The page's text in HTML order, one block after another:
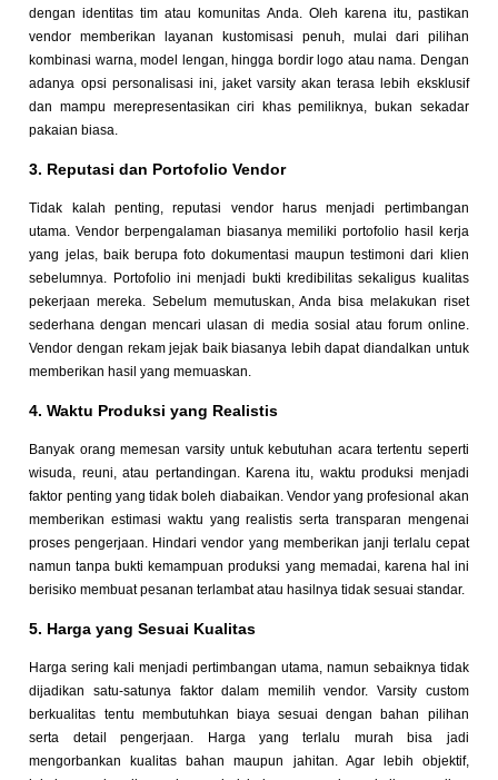
dengan identitas tim atau komunitas Anda. Oleh karena itu, pastikan
vendor memberikan layanan kustomisasi penuh, mulai dari pilihan
kombinasi warna, model lengan, hingga bordir logo atau nama. Dengan
adanya opsi personalisasi ini, jaket varsity akan terasa lebih eksklusif
dan mampu merepresentasikan ciri khas pemiliknya, bukan sekadar
pakaian biasa.
3. Reputasi dan Portofolio Vendor
Tidak kalah penting, reputasi vendor harus menjadi pertimbangan
utama. Vendor berpengalaman biasanya memiliki portofolio hasil kerja
yang jelas, baik berupa foto dokumentasi maupun testimoni dari klien
sebelumnya. Portofolio ini menjadi bukti kredibilitas sekaligus kualitas
pekerjaan mereka. Sebelum memutuskan, Anda bisa melakukan riset
sederhana dengan mencari ulasan di media sosial atau forum online.
Vendor dengan rekam jejak baik biasanya lebih dapat diandalkan untuk
memberikan hasil yang memuaskan.
4. Waktu Produksi yang Realistis
Banyak orang memesan varsity untuk kebutuhan acara tertentu seperti
wisuda, reuni, atau pertandingan. Karena itu, waktu produksi menjadi
faktor penting yang tidak boleh diabaikan. Vendor yang profesional akan
memberikan estimasi waktu yang realistis serta transparan mengenai
proses pengerjaan. Hindari vendor yang memberikan janji terlalu cepat
namun tanpa bukti kemampuan produksi yang memadai, karena hal ini
berisiko membuat pesanan terlambat atau hasilnya tidak sesuai standar.
5. Harga yang Sesuai Kualitas
Harga sering kali menjadi pertimbangan utama, namun sebaiknya tidak
dijadikan satu-satunya faktor dalam memilih vendor. Varsity custom
berkualitas tentu membutuhkan biaya sesuai dengan bahan pilihan
serta detail pengerjaan. Harga yang terlalu murah bisa jadi
mengorbankan kualitas bahan maupun jahitan. Agar lebih objektif,